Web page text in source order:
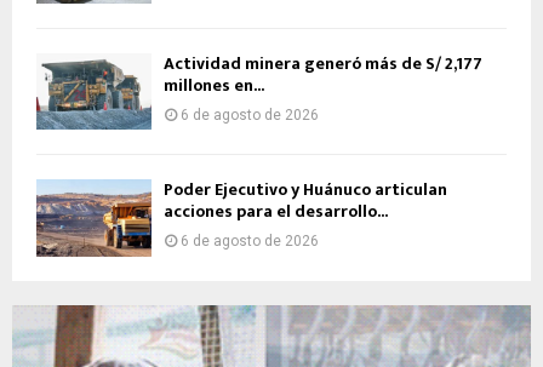
Actividad minera generó más de S/ 2,177
millones en...
6 de agosto de 2026
Poder Ejecutivo y Huánuco articulan
acciones para el desarrollo...
6 de agosto de 2026